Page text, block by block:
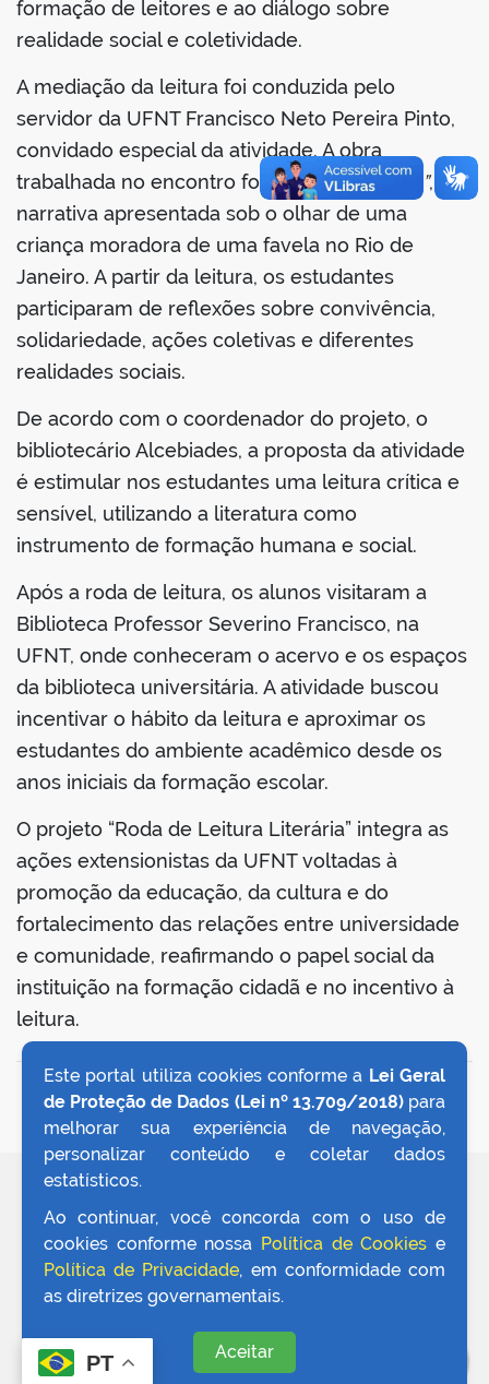
portal
formação de leitores e ao diálogo sobre
realidade social e coletividade.
A mediação da leitura foi conduzida pelo
servidor da UFNT Francisco Neto Pereira Pinto,
convidado especial da atividade. A obra
trabalhada no encontro foi “Da Minha Janela”,
narrativa apresentada sob o olhar de uma
criança moradora de uma favela no Rio de
Janeiro. A partir da leitura, os estudantes
participaram de reflexões sobre convivência,
solidariedade, ações coletivas e diferentes
realidades sociais.
De acordo com o coordenador do projeto, o
bibliotecário Alcebiades, a proposta da atividade
é estimular nos estudantes uma leitura crítica e
sensível, utilizando a literatura como
instrumento de formação humana e social.
Após a roda de leitura, os alunos visitaram a
Biblioteca Professor Severino Francisco, na
UFNT, onde conheceram o acervo e os espaços
da biblioteca universitária. A atividade buscou
incentivar o hábito da leitura e aproximar os
estudantes do ambiente acadêmico desde os
anos iniciais da formação escolar.
O projeto “Roda de Leitura Literária” integra as
ações extensionistas da UFNT voltadas à
promoção da educação, da cultura e do
fortalecimento das relações entre universidade
e comunidade, reafirmando o papel social da
instituição na formação cidadã e no incentivo à
leitura.
VOLTAR AO TOPO
Este portal utiliza cookies conforme a Lei Geral
de Proteção de Dados (Lei nº 13.709/2018)para
melhorar sua experiência de navegação,
personalizar conteúdo e coletar dados
estatísticos.
Ao continuar, você concorda com o uso de
cookies conforme nossa Política de Cookies e
Política de Privacidade, em conformidade com
as diretrizes governamentais.
Aceitar
PT